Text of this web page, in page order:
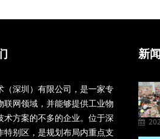
（深圳）有限公司，是一家专
联网领域，并能够提供工业物
术方案的不多的企业。位于深
特别区，是规划布局内重点支
新